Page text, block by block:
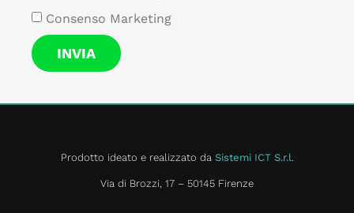
Consenso Marketing
INVIA
Prodotto ideato e realizzato da Sistemi ICT S.r.l
Via di Brozzi, 17 – 50145 Firenze